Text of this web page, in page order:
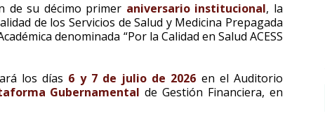
de su décimo primer aniversario institucional, la
de los Servicios de Salud y Medicina Prepagada
denominada “Por la Calidad en Salud ACESS
los días 6 y 7 de julio de 2026 en el Auditorio
Gubernamental de Gestión Financiera, en